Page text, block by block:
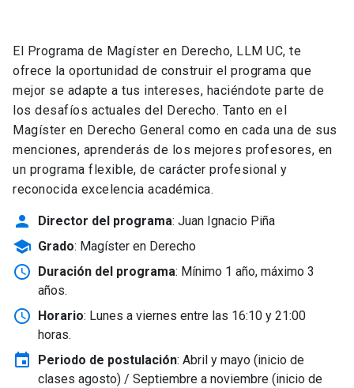
El Programa de Magíster en Derecho, LLM UC, te
ofrece la oportunidad de construir el programa que
mejor se adapte a tus intereses, haciéndote parte de
los desafíos actuales del Derecho. Tanto en el
Magíster en Derecho General como en cada una de sus
menciones, aprenderás de los mejores profesores, en
un programa flexible, de carácter profesional y
reconocida excelencia académica.
person Director del programa: Juan Ignacio Piña
school Grado: Magíster en Derecho
schedule Duración del programa: Mínimo 1 año, máximo 3
años.
schedule Horario: Lunes a viernes entre las 16:10 y 21:00
horas.
event Periodo de postulación: Abril y mayo (inicio de
clases agosto) / Septiembre a noviembre (inicio de